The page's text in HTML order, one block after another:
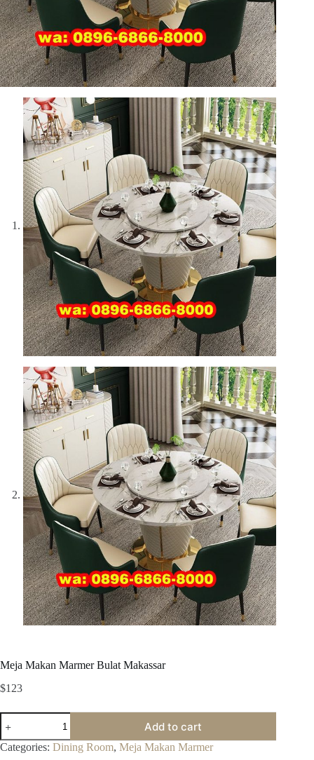
Meja Makan Marmer Bulat Makassar
$123
Meja
Makan
Marmer
Bulat
Add to cart
Categories: Dining Room, Meja Makan Marmer